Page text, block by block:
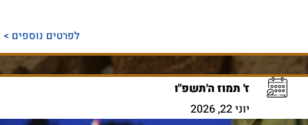
לפרטים נוספים >
ז' תמוז ה'תשפ"ו
יוני 22, 2026